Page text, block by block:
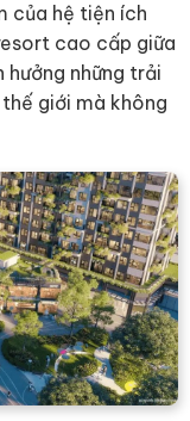
của hệ tiện ích
cao cấp giữa
những trải
giới mà không